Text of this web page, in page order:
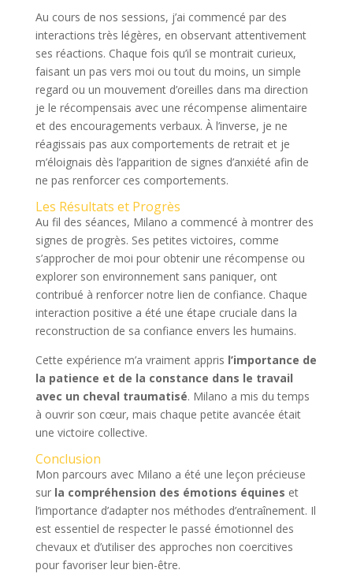
Au cours de nos sessions, j’ai commencé par des
interactions très légères, en observant attentivement
ses réactions. Chaque fois qu’il se montrait curieux,
faisant un pas vers moi ou tout du moins, un simple
regard ou un mouvement d’oreilles dans ma direction
je le récompensais avec une récompense alimentaire
et des encouragements verbaux. À l’inverse, je ne
réagissais pas aux comportements de retrait et je
m’éloignais dès l’apparition de signes d’anxiété afin de
ne pas renforcer ces comportements.
Les Résultats et Progrès
Au fil des séances, Milano a commencé à montrer des
signes de progrès. Ses petites victoires, comme
s’approcher de moi pour obtenir une récompense ou
explorer son environnement sans paniquer, ont
contribué à renforcer notre lien de confiance. Chaque
interaction positive a été une étape cruciale dans la
reconstruction de sa confiance envers les humains.
Cette expérience m’a vraiment appris l’importance de
la patience et de la constance dans le travail
avec un cheval traumatisé. Milano a mis du temps
à ouvrir son cœur, mais chaque petite avancée était
une victoire collective.
Conclusion
Mon parcours avec Milano a été une leçon précieuse
surla compréhension des émotions équines et
l’importance d’adapter nos méthodes d’entraînement. Il
est essentiel de respecter le passé émotionnel des
chevaux et d’utiliser des approches non coercitives
pour favoriser leur bien-être.